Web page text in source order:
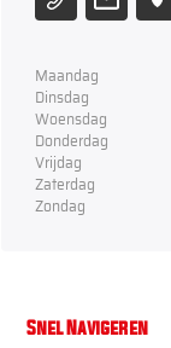
Maandag
Dinsdag
Woensdag
Donderdag
Vrijdag
Zaterdag
Zondag
Snel Navigeren